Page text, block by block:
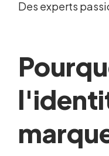
Des experts